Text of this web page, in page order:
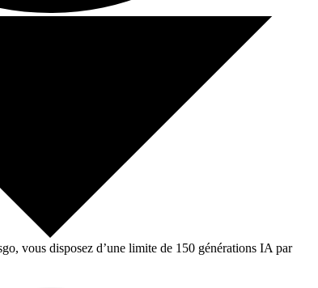
vous disposez d’une limite de 150 générations IA par